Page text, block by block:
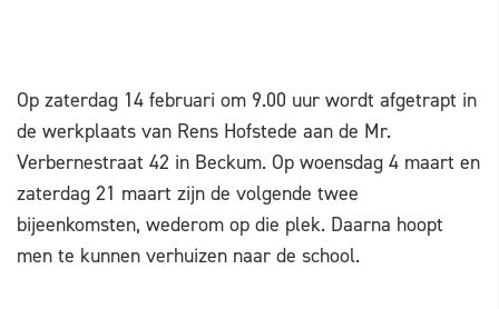
Op zaterdag 14 februari om 9.00 uur wordt afgetrapt in
de werkplaats van Rens Hofstede aan de Mr.
Verbernestraat 42 in Beckum. Op woensdag 4 maart en
zaterdag 21 maart zijn de volgende twee
bijeenkomsten, wederom op die plek. Daarna hoopt
men te kunnen verhuizen naar de school.